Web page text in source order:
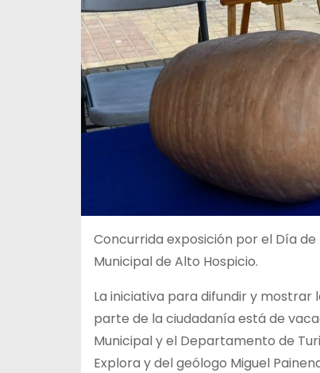
Concurrida exposición por el Día
Municipal de Alto Hospicio.
La iniciativa para difundir y
parte de la ciudadanía está de
Municipal y el Departamento de
Explora y del geólogo Miguel